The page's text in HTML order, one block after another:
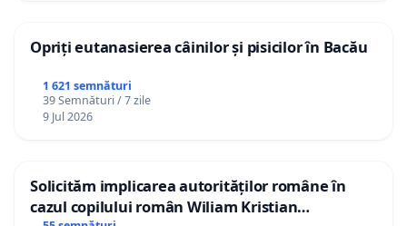
Opriți eutanasierea câinilor și pisicilor în Bacău
1 621 semnături
39 Semnături / 7 zile
9 Jul 2026
Solicităm implicarea autorităților române în
cazul copilului român Wiliam Kristian